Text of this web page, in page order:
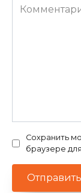
Сохранить
браузере